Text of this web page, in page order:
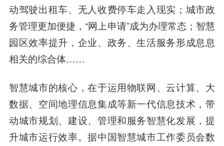
动驾驶出租车、无人收费停车走入现实；城市政
务管理更加便捷，“网上申请”成为办理常态；智慧
园区效率提升，企业、政务、生活服务形成息息
相关的综合体……
智慧城市的核心，在于运用物联网、云计算、大
数据、空间地理信息集成等新一代信息技术，带
动城市规划、建设、管理和服务智慧化发展，提
升城市运行效率。据中国智慧城市工作委员会数